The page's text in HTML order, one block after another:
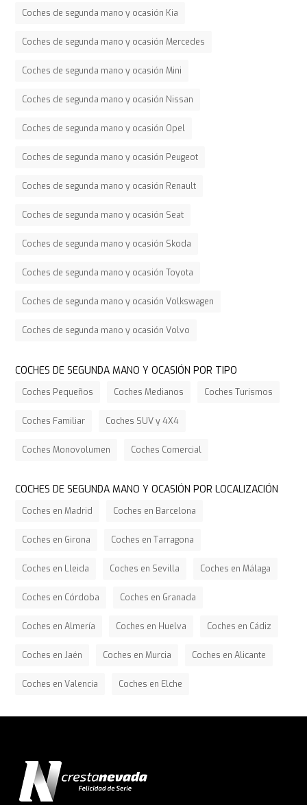
Coches de segunda mano y ocasión Kia
Coches de segunda mano y ocasión Mercedes
Coches de segunda mano y ocasión Mini
Coches de segunda mano y ocasión Nissan
Coches de segunda mano y ocasión Opel
Coches de segunda mano y ocasión Peugeot
Coches de segunda mano y ocasión Renault
Coches de segunda mano y ocasión Seat
Coches de segunda mano y ocasión Skoda
Coches de segunda mano y ocasión Toyota
Coches de segunda mano y ocasión Volkswagen
Coches de segunda mano y ocasión Volvo
COCHES DE SEGUNDA MANO Y OCASIÓN POR TIPO
Coches Pequeños Coches Medianos Coches Turismos
Coches Familiar Coches SUV y 4X4
Coches Monovolumen Coches Comercial
COCHES DE SEGUNDA MANO Y OCASIÓN POR LOCALIZACIÓN
Coches en Madrid Coches en Barcelona
Coches en Girona Coches en Tarragona
Coches en Lleida Coches en Sevilla Coches en Málaga
Coches en Córdoba Coches en Granada
Coches en Almería Coches en Huelva Coches en Cádiz
Coches en Jaén Coches en Murcia Coches en Alicante
Coches en Valencia Coches en Elche